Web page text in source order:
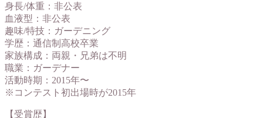
身長/体重：非公表
血液型：非公表
趣味/特技：ガーデニング
学歴：通信制高校卒業
家族構成：両親・兄弟は不明
職業：ガーデナー
活動時期：2015年〜
※コンテスト初出場時が2015年
【受賞歴】